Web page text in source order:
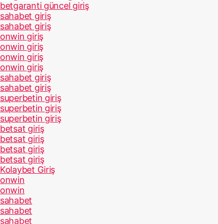
betgaranti güncel giriş
sahabet giriş
sahabet giriş
onwin giriş
onwin giriş
onwin giriş
onwin giriş
sahabet giriş
sahabet giriş
superbetin giriş
superbetin giriş
superbetin giriş
betsat giriş
betsat giriş
betsat giriş
betsat giriş
Kolaybet Giriş
onwin
onwin
sahabet
sahabet
sahabet